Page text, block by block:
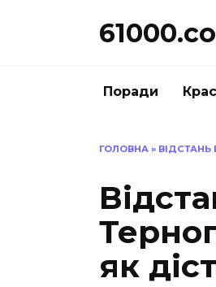
Поради
ГОЛОВНА » ВІДСТАНЬ
як